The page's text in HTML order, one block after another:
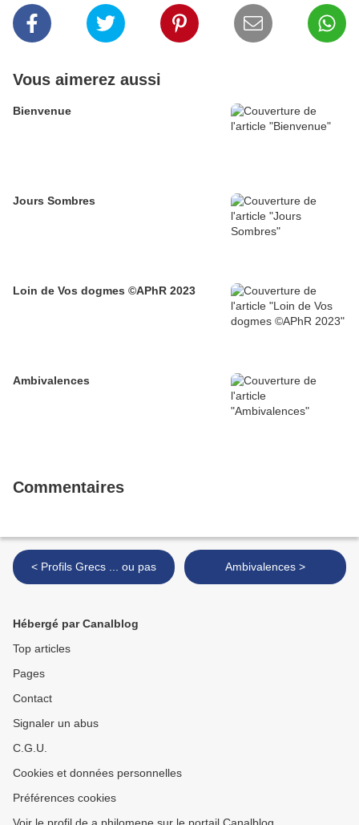
Vous aimerez aussi
Bienvenue
Jours Sombres
Loin de Vos dogmes ©APhR 2023
Ambivalences
Commentaires
< Profils Grecs ... ou pas Ambivalences >
Hébergé par Canalblog
Top articles
Pages
Contact
Signaler un abus
C.G.U.
Cookies et données personnelles
Préférences cookies